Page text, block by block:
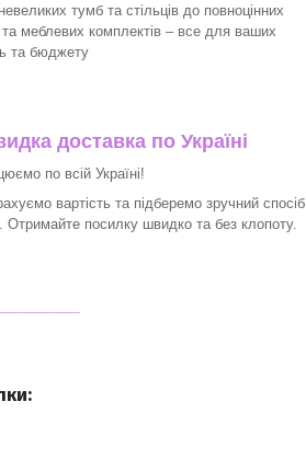
тумб та стільців до повноцінних
та меблевих комплектів – все для ваших
та бюджету
доставка по Україні
по всій Україні!
вартість та підберемо зручний спосіб
Отримайте посилку швидко та без клопоту.